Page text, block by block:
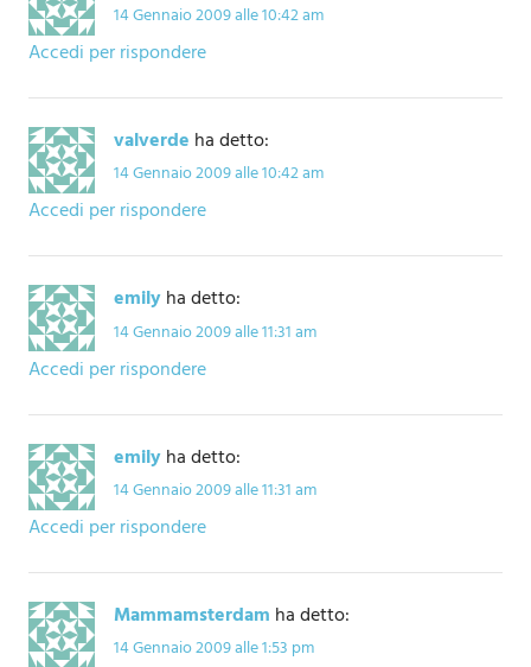
14 Gennaio 2009 alle 10:42 am
Accedi per rispondere
valverde ha detto:
14 Gennaio 2009 alle 10:42 am
Accedi per rispondere
emilyha detto:
14 Gennaio 2009 alle 11:31 am
Accedi per rispondere
emilyha detto:
14 Gennaio 2009 alle 11:31 am
Accedi per rispondere
Mammamsterdam ha detto:
14 Gennaio 2009 alle 1:53 pm